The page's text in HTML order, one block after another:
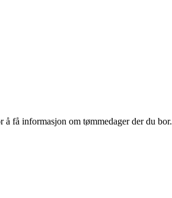
få informasjon om tømmedager der du bor.